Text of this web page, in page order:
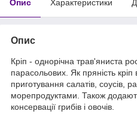
Опис Характеристики
Опис
Кріп - однорічна трав'яниста
парасольових. Як пряність кріп
приготування салатів, соусів,
морепродуктами. Також
консервації грибів і овочів.